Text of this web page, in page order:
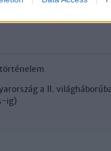
a II.
ig)